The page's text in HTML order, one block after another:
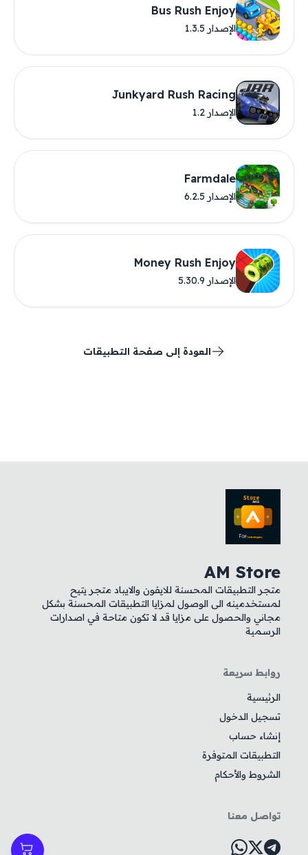
Bus Rush Enjoy
الإصدار 1.3.5
Junkyard Rush Racing
الإصدار 1.2
Farmdale
الإصدار 6.2.5
Money Rush Enjoy
الإصدار 5.30.9
العودة إلى صفحة التطبيقات
AM Store
متجر التطبيقات المحسنة للايفون والايباد متجر يتيح
لمستخدمينه الى الوصول لمزايا التطبيقات المحسنة بشكل
مجاني والحصول على مزايا قد لا تكون متاحة في اصدارات
الرسمية
روابط سريعة
الرئيسية
تسجيل الدخول
إنشاء حساب
التطبيقات المتوفرة
الشروط والأحكام
تواصل معنا